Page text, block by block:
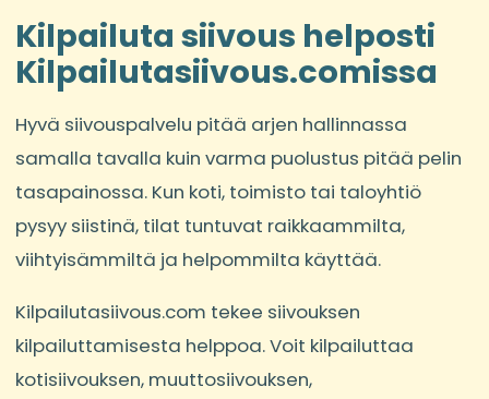
Kilpailuta siivous helposti
Kilpailutasiivous.comissa
Hyvä siivouspalvelu pitää arjen hallinnassa
samalla tavalla kuin varma puolustus pitää pelin
tasapainossa. Kun koti, toimisto tai taloyhtiö
pysyy siistinä, tilat tuntuvat raikkaammilta,
viihtyisämmiltä ja helpommilta käyttää.
Kilpailutasiivous.com tekee siivouksen
kilpailuttamisesta helppoa. Voit kilpailuttaa
kotisiivouksen, muuttosiivouksen,